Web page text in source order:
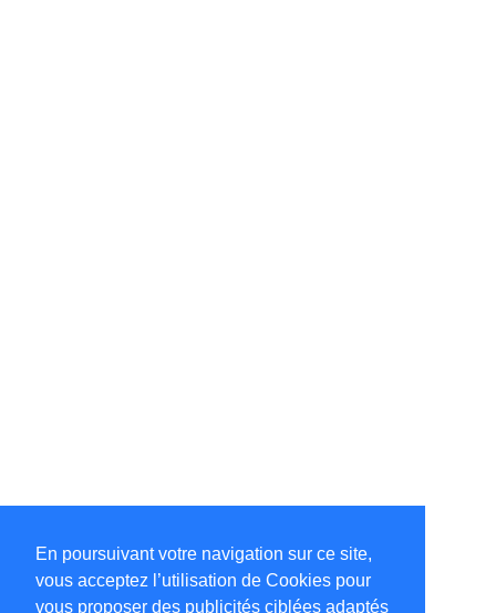
En poursuivant votre navigation sur ce site,
vous acceptez l’utilisation de Cookies pour
vous proposer des publicités ciblées adaptés